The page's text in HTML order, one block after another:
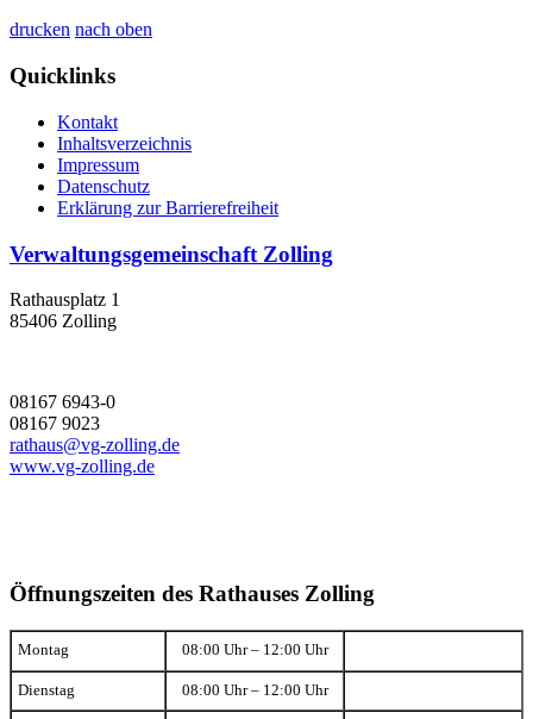
drucken nach oben
Quicklinks
Kontakt
Inhaltsverzeichnis
Impressum
Datenschutz
Erklärung zur Barrierefreiheit
Verwaltungsgemeinschaft Zolling
Rathausplatz 1
85406 Zolling
08167 6943-0
08167 9023
rathaus@vg-zolling.de
www.vg-zolling.de
Öffnungszeiten des Rathauses Zolling
Montag 08:00 Uhr – 12:00 Uhr
Dienstag 08:00 Uhr – 12:00 Uhr